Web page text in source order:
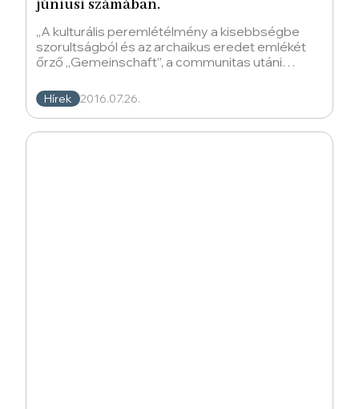
júniusi számában.
„A kulturális peremlétélmény a kisebbségbe
szorultságból és az archaikus eredet emlékét
őrző „Gemeinschaft”, a communitas utáni
Hírek 2016.07.26.